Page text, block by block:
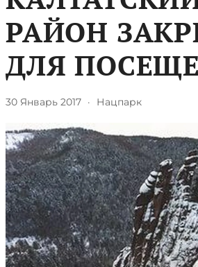
РАЙОН
ДЛЯ
30 Январь 2017 · Нацпарк